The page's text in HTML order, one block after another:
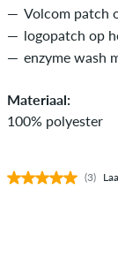
Volcom patch
logopatch op
enzyme wash
Materiaal:
100% polyester
(3)